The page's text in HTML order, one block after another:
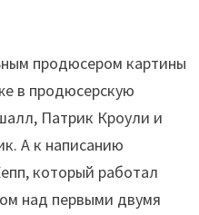
продюсером картины
в продюсерскую
Патрик Кроули и
А к написанию
который работал
над первыми двумя